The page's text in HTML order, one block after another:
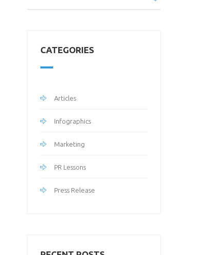
CATEGORIES
Articles
Infographics
Marketing
PR Lessons
Press Release